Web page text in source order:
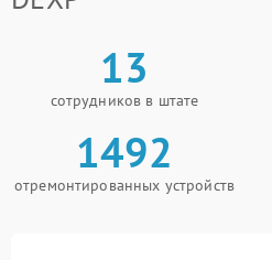
13
сотрудников в штате
1492
отремонтированных устройств